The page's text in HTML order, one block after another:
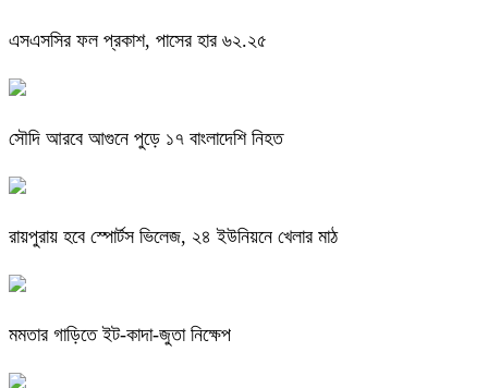
এসএসসির ফল প্রকাশ, পাসের হার ৬২.২৫
সৌদি আরবে আগুনে পুড়ে ১৭ বাংলাদেশি নিহত
রায়পুরায় হবে স্পোর্টস ভিলেজ, ২৪ ইউনিয়নে খেলার মাঠ
মমতার গাড়িতে ইট-কাদা-জুতা নিক্ষেপ